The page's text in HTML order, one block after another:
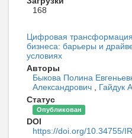
168
Цифровая
бизнеса: барьеры и
условиях
Авторы
Быкова Полина
Александрович
Гайдук
Статус
Опубликован
DOI
https://doi.org/10.34755/